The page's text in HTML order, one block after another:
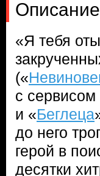
Описание
«Я тебя
(«
с
и «Беглеца
до него
герой в
десятки